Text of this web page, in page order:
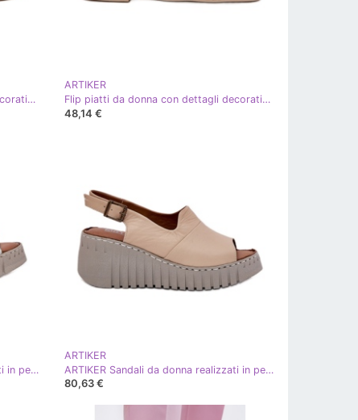
Flip piatti da donna con dettagli decorativi artiker 56c1335 beige
ARTIKER
Flip piatti da donna con dettagli decorativi artiker 56c1334 bianco
48,14 €
ARTIKER Sandali da donna realizzati in pelle naturale su cuneo artker 56c0958 bianco
ARTIKER
ARTIKER Sandali da donna realizzati in pelle naturale su cuneo artker 56c0957 beige
80,63 €